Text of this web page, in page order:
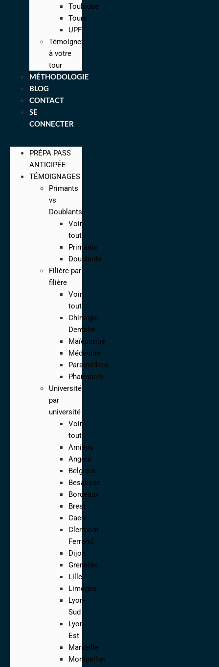
Toulouse
Tours
UPF
Témoignez
à votre
tour
MÉTHODOLOGIE
BLOG
CONTACT
SE
CONNECTER
PRÉPA PASS
ANTICIPÉE
TÉMOIGNAGES
Primants
vs
Doublants
Voir
tout
Primants
Doublants
Filière par
filière
Voir
tout
Chirurgie-
Dentaire
Maïeutique
Médecine
Paramédical
Pharmacie
Université
par
université
Voir
tout
Amiens
Angers
Belgique
Besançon
Bordeaux
Brest
Caen
Clermont-
Ferrand
Dijon
Grenoble
Lille
Limoges
Lyon-
Sud
Lyon
Est
Marseille
Montpellier